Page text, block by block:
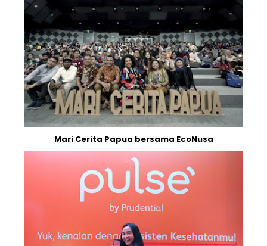
Mari Cerita Papua bersama EcoNusa